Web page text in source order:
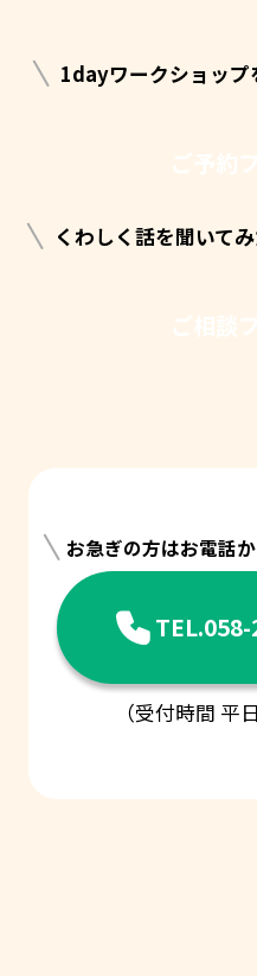
1dayワークショップ
くわしく話を聞いて
お急ぎの方はお電話
TEL.058-
（受付時間 平